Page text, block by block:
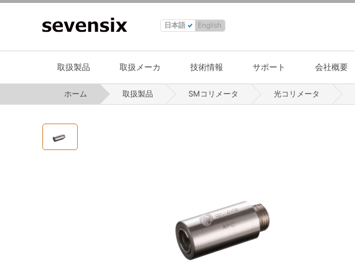
日本語 English
取扱製品 取扱メーカ 技術情報 サポート 会社概要
ホーム 取扱製品 SMコリメータ 光コリメータ